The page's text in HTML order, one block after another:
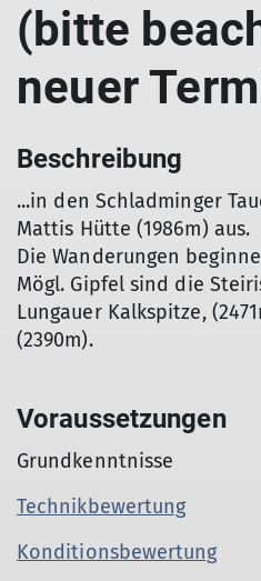
(bitte
neuer
Beschreibung
...in den Schladminger
Mattis Hütte (1986m) aus.
Die Wanderungen
Mögl. Gipfel sind die
Lungauer Kalkspitze,
(2390m).
Voraussetzungen
Grundkenntnisse
Technikbewertung
Konditionsbewertung
© DAV